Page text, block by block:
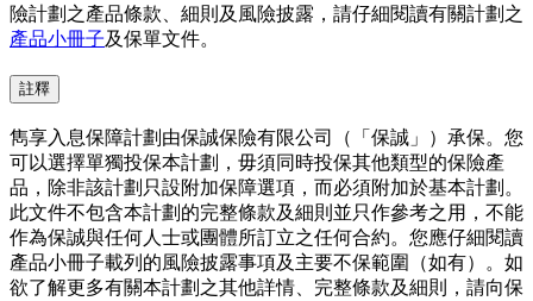
險計劃之產品條款、細則及風險披露，請仔細閱讀有關計劃之
產品小冊子及保單文件。
註釋
雋享入息保障計劃由保誠保險有限公司（「保誠」）承保。您
可以選擇單獨投保本計劃，毋須同時投保其他類型的保險產
品，除非該計劃只設附加保障選項，而必須附加於基本計劃。
此文件不包含本計劃的完整條款及細則並只作參考之用，不能
作為保誠與任何人士或團體所訂立之任何合約。您應仔細閱讀
產品小冊子載列的風險披露事項及主要不保範圍（如有）。如
欲了解更多有關本計劃之其他詳情、完整條款及細則，請向保